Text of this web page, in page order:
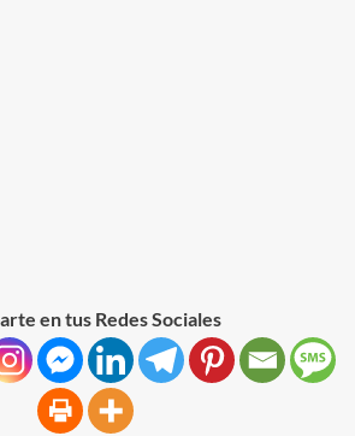
en tus Redes Sociales